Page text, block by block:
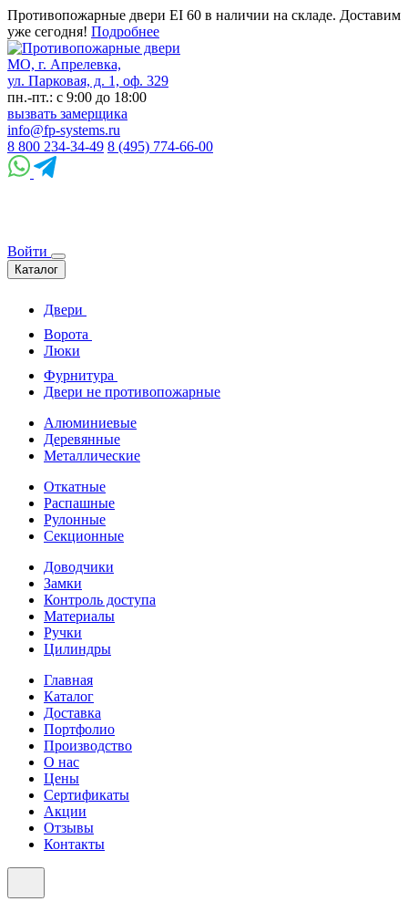
Противопожарные двери EI 60 в наличии на складе. Доставим
уже сегодня! Подробнее
МО, г. Апрелевка,
ул. Парковая, д. 1, оф. 329
пн.-пт.: с 9:00 до 18:00
вызвать замерщика
info@fp-systems.ru
8 800 234-34-49 8 (495) 774-66-00
Войти
Каталог
Двери
Ворота
Люки
Фурнитура
Двери не противопожарные
Алюминиевые
Деревянные
Металлические
Откатные
Распашные
Рулонные
Секционные
Доводчики
Замки
Контроль доступа
Материалы
Ручки
Цилиндры
Главная
Каталог
Доставка
Портфолио
Производство
О нас
Цены
Сертификаты
Акции
Отзывы
Контакты